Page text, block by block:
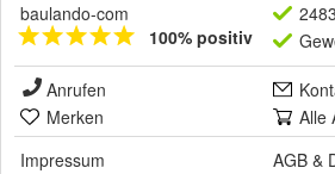
baulando-com
100% positiv
Anrufen
Merken
Alle
Impressum
AGB &